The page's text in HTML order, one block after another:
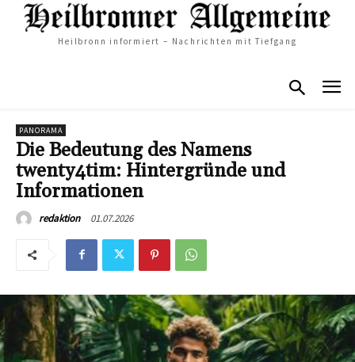
Heilbronn informiert – Nachrichten mit Tiefgang
PANORAMA
Die Bedeutung des Namens
twenty4tim: Hintergründe und
Informationen
redaktion 01.07.2026